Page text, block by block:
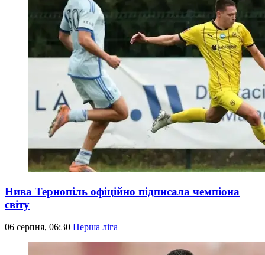
Нива Тернопіль офіційно підписала чемпіона
світу
06 серпня, 06:30 Перша ліга